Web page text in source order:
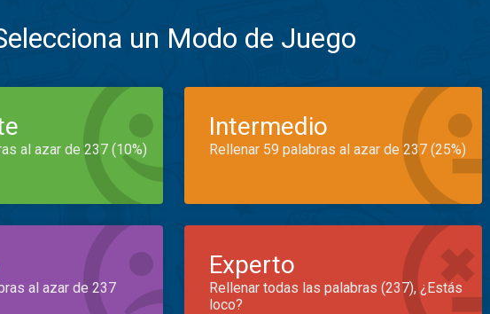
un Modo de Juego
al azar de 237 (10%)
Intermedio
Rellenar 59 palabras al azar de 237 (25%)
al azar de 237
Experto
Rellenar todas las palabras (237), ¿Estás
loco?